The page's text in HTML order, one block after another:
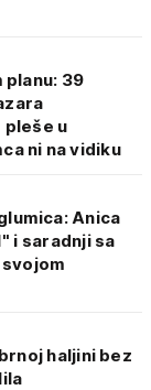
planu: 39
pleše u
ni na vidiku
Anica
i saradnji sa
haljini bez